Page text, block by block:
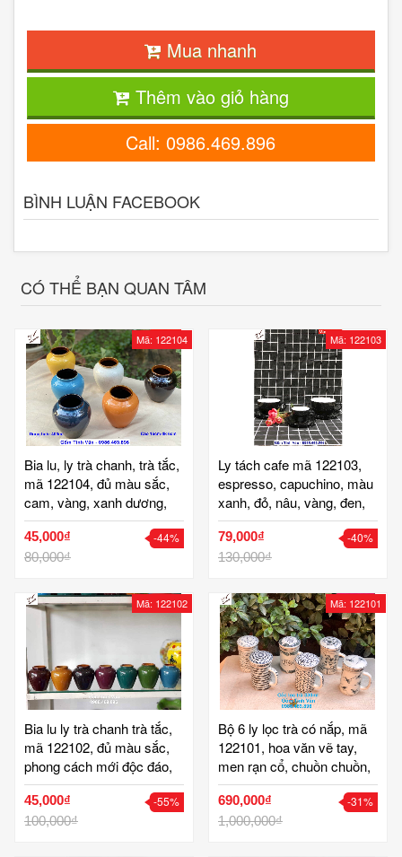
Mua nhanh
Thêm vào giỏ hàng
Call: 0986.469.896
BÌNH LUẬN FACEBOOK
CÓ THỂ BẠN QUAN TÂM
Mã: 122104
Bia lu, ly trà chanh, trà tắc,
mã 122104, đủ màu sắc,
cam, vàng, xanh dương,
đỏ, nâu, tím, xám, xanh
cốm..., dáng tròn phong
cách mới độc đáo, dùng
cao 11 đk 6 cm, thìa, gốm
bát tràng tinh vân
45,000₫
80,000₫
-44%
Mã: 122103
Ly tách cafe mã 122103,
espresso, capuchino, màu
xanh, đỏ, nâu, vàng, đen,
gốm sứ bát tràng tinh vân
79,000₫
130,000₫
-40%
Mã: 122102
Bia lu ly trà chanh trà tắc,
mã 122102, đủ màu sắc,
phong cách mới độc đáo,
dùng cho quán, dung tích
350ml, bia lu gốm bát tràng
45,000₫
100,000₫
-55%
Mã: 122101
Bộ 6 ly lọc trà có nắp, mã
122101, hoa văn vẽ tay,
men rạn cổ, chuồn chuồn,
hoa sen, cá đàn, hạt mưa,
hoa bèo, cao 12 cm, đk 8
cm, dung tích 330ml, cốc
690,000₫
1,000,000₫
-31%